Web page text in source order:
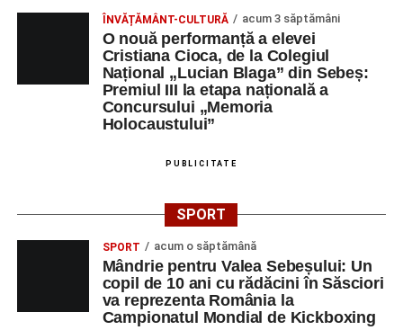
ÎNVĂȚĂMÂNT-CULTURĂ acum 3 săptămâni
O nouă performanță a elevei
Cristiana Cioca, de la Colegiul
Național „Lucian Blaga” din Sebeș:
Premiul III la etapa națională a
Concursului „Memoria
Holocaustului”
PUBLICITATE
SPORT
SPORT acum o săptămână
Mândrie pentru Valea Sebeșului: Un
copil de 10 ani cu rădăcini în Săsciori
va reprezenta România la
Campionatul Mondial de Kickboxing